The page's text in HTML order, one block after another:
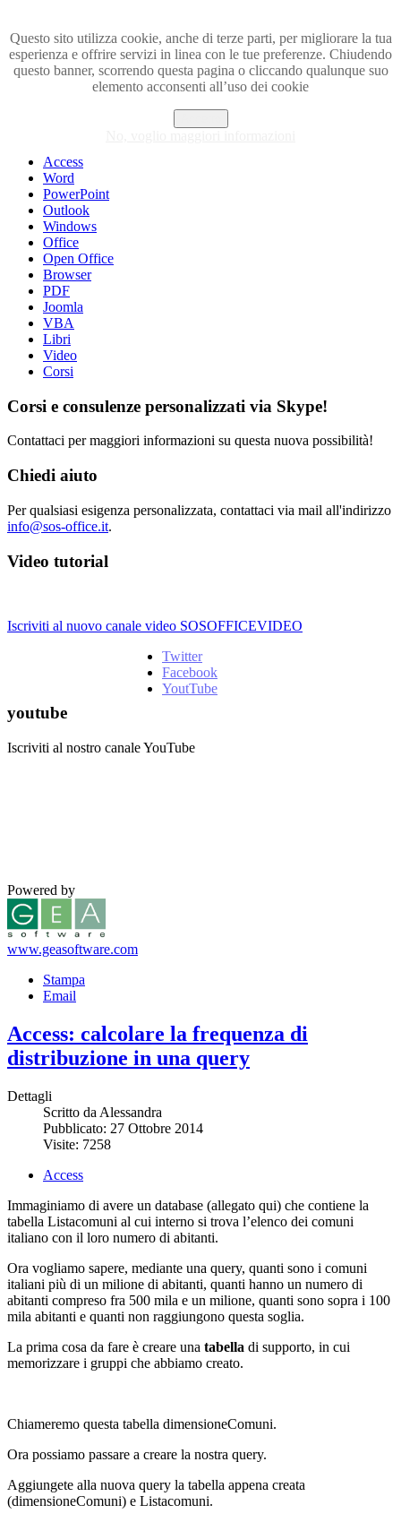
Questo sito utilizza cookie, anche di terze parti, per migliorare la tua
esperienza e offrire servizi in linea con le tue preferenze. Chiudendo
questo banner, scorrendo questa pagina o cliccando qualunque suo
elemento acconsenti all’uso dei cookie
Visita i forum di SOS-OFFICE
Access
Word
PowerPoint
Outlook
Windows
Office
Open Office
Browser
PDF
Joomla
VBA
Libri
Video
Corsi
Corsi e consulenze personalizzati via Skype!
Contattaci per maggiori informazioni su questa nuova possibilità!
Chiedi aiuto
Per qualsiasi esigenza personalizzata, contattaci via mail all'indirizzo
info@sos-office.it.
Video tutorial
Iscriviti al nuovo canale video SOSOFFICEVIDEO
Twitter
Facebook
YoutTube
youtube
Iscriviti al nostro canale YouTube
Powered by
www.geasoftware.com
Stampa
Email
Access: calcolare la frequenza di
distribuzione in una query
Dettagli
Scritto da Alessandra
Pubblicato: 27 Ottobre 2014
Visite: 7258
Access
Immaginiamo di avere un database (allegato qui) che contiene la
tabella Listacomuni al cui interno si trova l’elenco dei comuni
italiano con il loro numero di abitanti.
Ora vogliamo sapere, mediante una query, quanti sono i comuni
italiani più di un milione di abitanti, quanti hanno un numero di
abitanti compreso fra 500 mila e un milione, quanti sono sopra i 100
mila abitanti e quanti non raggiungono questa soglia.
La prima cosa da fare è creare una tabella di supporto, in cui
memorizzare i gruppi che abbiamo creato.
Chiameremo questa tabella dimensioneComuni.
Ora possiamo passare a creare la nostra query.
Aggiungete alla nuova query la tabella appena creata
(dimensioneComuni) e Listacomuni.